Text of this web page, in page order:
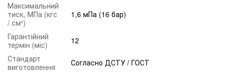
Максимальний
тиск, МПа (кгс
/ см²)
1,6 мПа (16 бар)
Гарантійний
термін (міс)
12
Стандарт
виготовлення
Согласно ДСТУ / ГОСТ